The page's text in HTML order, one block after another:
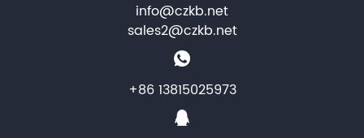
info@czkb.net
sales2@czkb.net
+86 13815025973